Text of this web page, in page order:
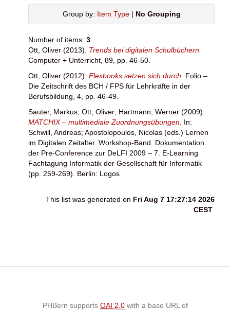
Group by: Item Type| No Grouping
Number of items: 3
Ott, Oliver (2013). Trends bei digitalen Schulbüchern.
Computer + Unterricht, 89, pp. 46-50.
Ott, Oliver (2012). Flexbooks setzen sich durch. Folio –
Die Zeitschrift des BCH / FPS für Lehrkräfte in der
Berufsbildung, 4, pp. 46-49.
Sauter, Markus; Ott, Oliver; Hartmann, Werner (2009).
MATCHIX – multimediale Zuordnungsübungen. In:
Schwill, Andreas; Apostolopoulos, Nicolas (eds.) Lernen
im Digitalen Zeitalter. Workshop-Band. Dokumentation
der Pre-Conference zur DeLFI 2009 – 7. E-Learning
Fachtagung Informatik der Gesellschaft für Informatik
(pp. 259-269). Berlin: Logos
This list was generated on Fri Aug 7 17:27:14 2026
CEST
PHBern supports OAI 2.0with a base URL of